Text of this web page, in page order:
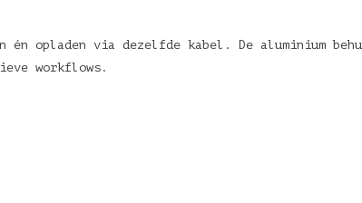
opladen via dezelfde kabel. De aluminium
workflows.